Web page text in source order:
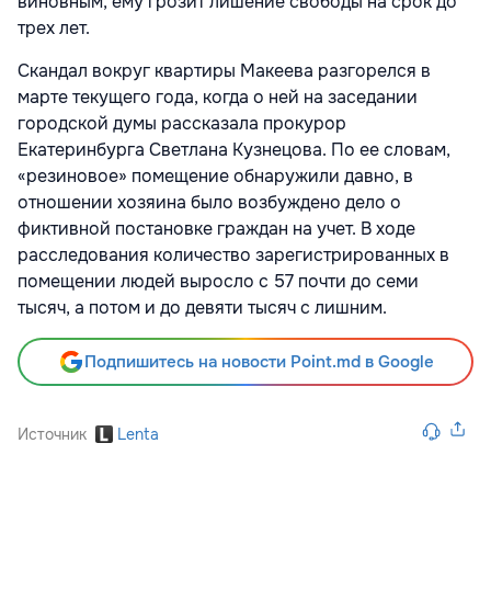
трех лет.
Скандал вокруг квартиры Макеева разгорелся в
марте текущего года, когда о ней на заседании
городской думы рассказала прокурор
Екатеринбурга Светлана Кузнецова. По ее словам,
«резиновое» помещение обнаружили давно, в
отношении хозяина было возбуждено дело о
фиктивной постановке граждан на учет. В ходе
расследования количество зарегистрированных в
помещении людей выросло с 57 почти до семи
тысяч, а потом и до девяти тысяч с лишним.
Подпишитесь на новости Point.md в Google
Источник Lenta